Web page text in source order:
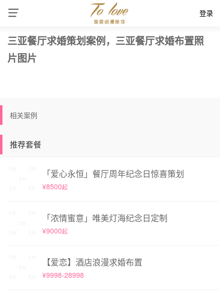
登录
三亚餐厅求婚策划案例，三亚餐厅求婚布置照
片图片
相关案例
推荐套餐
「爱心永恒」餐厅周年纪念日惊喜策划
¥8500起
「浓情蜜意」唯美灯海纪念日定制
¥9000起
【爱恋】酒店浪漫求婚布置
¥9998-28998